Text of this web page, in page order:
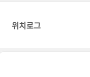
위치로그